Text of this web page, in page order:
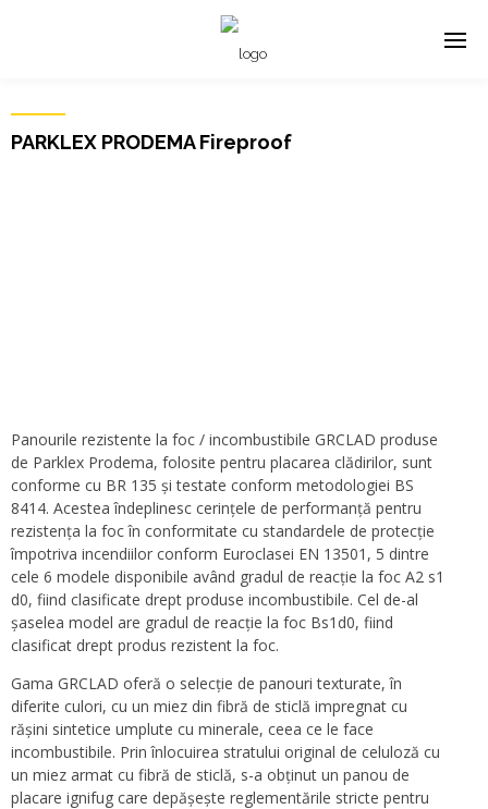
PARKLEX PRODEMA Fireproof
Panourile rezistente la foc / incombustibile GRCLAD produse
de Parklex Prodema, folosite pentru placarea clădirilor, sunt
conforme cu BR 135 și testate conform metodologiei BS
8414. Acestea îndeplinesc cerințele de performanță pentru
rezistența la foc în conformitate cu standardele de protecție
împotriva incendiilor conform Euroclasei EN 13501, 5 dintre
cele 6 modele disponibile având gradul de reacție la foc A2 s1
d0, fiind clasificate drept produse incombustibile. Cel de-al
șaselea model are gradul de reacție la foc Bs1d0, fiind
clasificat drept produs rezistent la foc.
Gama GRCLAD oferă o selecție de panouri texturate, în
diferite culori, cu un miez din fibră de sticlă impregnat cu
rășini sintetice umplute cu minerale, ceea ce le face
incombustibile. Prin înlocuirea stratului original de celuloză cu
un miez armat cu fibră de sticlă, s-a obținut un panou de
placare ignifug care depășește reglementările stricte pentru